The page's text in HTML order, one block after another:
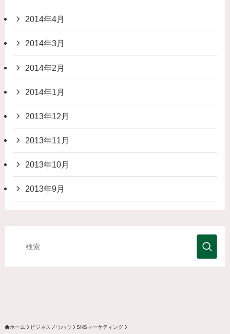
2014年4月
2014年3月
2014年2月
2014年1月
2013年12月
2013年11月
2013年10月
2013年9月
ホーム ビジネスノウハウ SNSマーケティング